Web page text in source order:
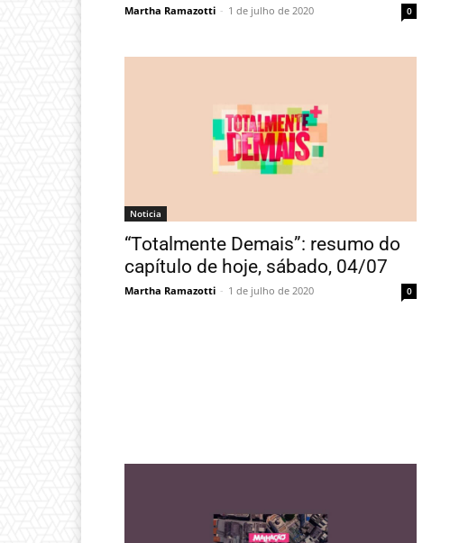
Martha Ramazotti - 1 de julho de 2020 0
Noticia
“Totalmente Demais”: resumo do
capítulo de hoje, sábado, 04/07
Martha Ramazotti - 1 de julho de 2020 0